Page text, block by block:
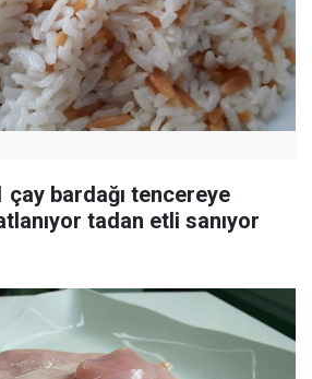
bardağı tencereye
tadan etli sanıyor